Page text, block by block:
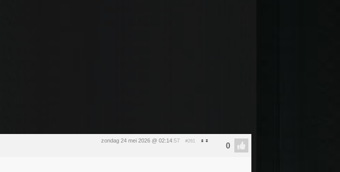
zondag 24 mei 2026 @ 02:14:57 #261